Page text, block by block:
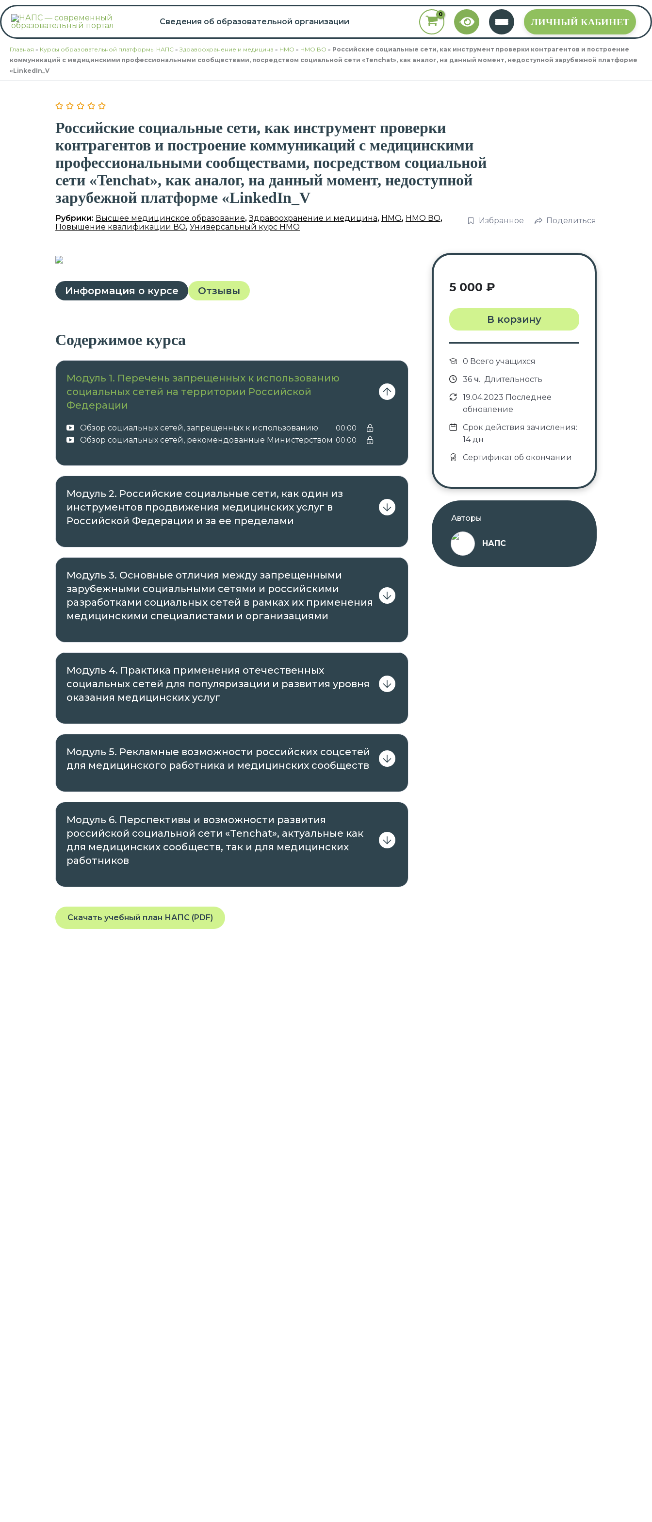
Перейти
к
содержимому
Сведения об образовательной организации ЛИЧНЫЙ КАБИНЕТ
Главная » Курсы образовательной платформы НАПС »Здравоохранение и медицина » НМО » НМО ВО » Российские социальные сети, как инструмент проверки контрагентов и построение
коммуникаций с медицинскими профессиональными сообществами, посредством социальной сети «Tenchat», как аналог, на данный момент, недоступной зарубежной платформе
«LinkedIn_V
Российские социальные сети, как инструмент проверки
контрагентов и построение коммуникаций с медицинскими
профессиональными сообществами, посредством социальной
сети «Tenchat», как аналог, на данный момент, недоступной
зарубежной платформе «LinkedIn_V
Рубрики: Высшее медицинское образование,Здравоохранение и медицина, НМО, НМО ВО,
Повышение квалификации ВО, Универсальный курс НМО
Избранное Поделиться
Информация о курсе Отзывы
Содержимое курса
Модуль 1. Перечень запрещенных к использованию
социальных сетей на территории Российской
Федерации
Обзор социальных сетей, запрещенных к использованию 00:00
Обзор социальных сетей, рекомендованные Министерством 00:00
Модуль 2. Российские социальные сети, как один из
инструментов продвижения медицинских услуг в
Российской Федерации и за ее пределами
Модуль 3. Основные отличия между запрещенными
зарубежными социальными сетями и российскими
разработками социальных сетей в рамках их применения
медицинскими специалистами и организациями
Модуль 4. Практика применения отечественных
социальных сетей для популяризации и развития уровня
оказания медицинских услуг
Модуль 5. Рекламные возможности российских соцсетей
для медицинского работника и медицинских сообществ
Модуль 6. Перспективы и возможности развития
российской социальной сети «Tenchat», актуальные как
для медицинских сообществ, так и для медицинских
работников
Скачать учебный план НАПС (PDF)
5 000 ₽
В корзину
0 Всего учащихся
36 ч. Длительность
19.04.2023 Последнее
обновление
Срок действия зачисления:
14 дн
Сертификат об окончании
Авторы
НАПС